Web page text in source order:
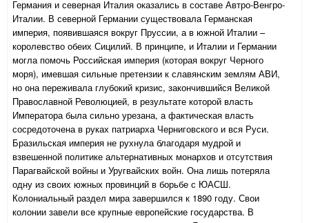
Германия и северная Италия оказались в составе Автро-Венгро-
Италии. В северной Германии существовала Германская
империя, появившаяся вокруг Пруссии, а в южной Италии –
королевство обеих Сицилий. В принципе, и Италии и Германии
могла помочь Российская империя (которая вокруг Черного
моря), имевшая сильные претензии к славянским землям АВИ,
но она переживала глубокий кризис, закончившийся Великой
Православной Революцией, в результате которой власть
Императора была сильно урезана, а фактическая власть
сосредоточена в руках патриарха Черниговского и вся Руси.
Бразильская империя не рухнула благодаря мудрой и
взвешенной политике альтернативных монархов и отсутствия
Парагвайской войны и Уругвайских войн. Она лишь потеряла
одну из своих южных провинций в борьбе с ЮАСШ.
Колониальный раздел мира завершился к 1890 году. Свои
колонии завели все крупные европейские государства. В